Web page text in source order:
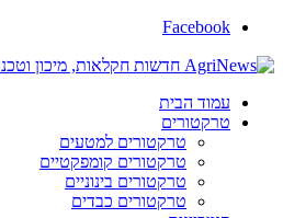
Facebook
עמוד הבית
טרקטורים
טרקטורים למטעים
טרקטורים קומפקטיים
טרקטורים בינוניים
טרקטורים כבדים